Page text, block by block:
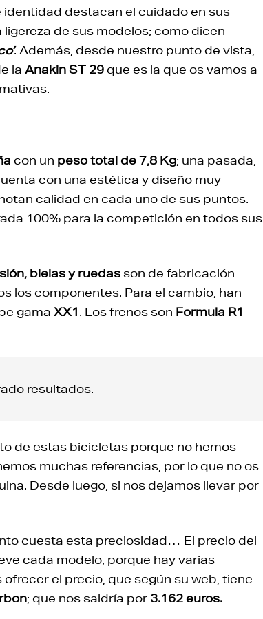
identidad destacan el cuidado en sus
de sus modelos; como dicen
. Además, desde nuestro punto de vista,
la Anakin ST 29que es la que os vamos a
con un peso total de 7,8 Kg; una pasada,
con una estética y diseño muy
calidad en cada uno de sus puntos.
100% para la competición en todos sus
bielas y ruedas son de fabricación
los componentes. Para el cambio, han
gama XX1. Los frenos son Formula R1
resultados.
de estas bicicletas porque no hemos
muchas referencias, por lo que no os
Desde luego, si nos dejamos llevar por
cuesta esta preciosidad… El precio del
cada modelo, porque hay varias
el precio, que según su web, tiene
; que nos saldría por 3.162 euros.